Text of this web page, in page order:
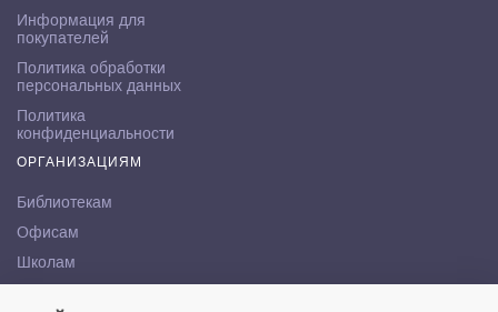
Информация для
покупателей
Политика обработки
персональных данных
Политика
конфиденциальности
ОРГАНИЗАЦИЯМ
Библиотекам
Офисам
Школам